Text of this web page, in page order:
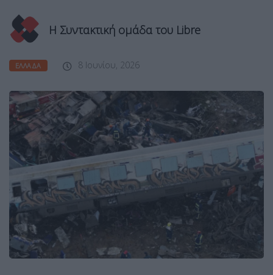
Η Συντακτική ομάδα του Libre
ΕΛΛΆΔΑ 8 Ιουνίου, 2026